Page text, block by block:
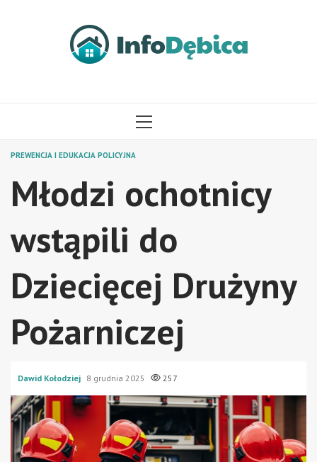
MENU
PREWENCJA I EDUKACJA POLICYJNA
Młodzi ochotnicy
wstąpili do
Dziecięcej Drużyny
Pożarniczej
Dawid Kołodziej 8 grudnia 2025 257